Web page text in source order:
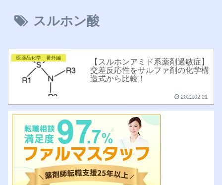
スルホン酸
医薬品化学 番外編
【スルホンアミド系薬剤過敏症】
交差反応性をサルファ剤の化学構
造式から比較！
2022.02.21